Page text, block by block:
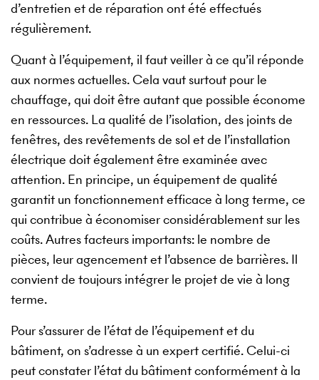
d’entretien et de réparation ont été effectués
régulièrement.
Quant à l’équipement, il faut veiller à ce qu’il réponde
aux normes actuelles. Cela vaut surtout pour le
chauffage, qui doit être autant que possible économe
en ressources. La qualité de l’isolation, des joints de
fenêtres, des revêtements de sol et de l’installation
électrique doit également être examinée avec
attention. En principe, un équipement de qualité
garantit un fonctionnement efficace à long terme, ce
qui contribue à économiser considérablement sur les
coûts. Autres facteurs importants: le nombre de
pièces, leur agencement et l’absence de barrières. Il
convient de toujours intégrer le projet de vie à long
terme.
Pour s’assurer de l’état de l’équipement et du
bâtiment, on s’adresse à un expert certifié. Celui-ci
peut constater l’état du bâtiment conformément à la